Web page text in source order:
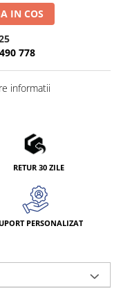
IN COS
778
informatii
RETUR 30 ZILE
PERSONALIZAT